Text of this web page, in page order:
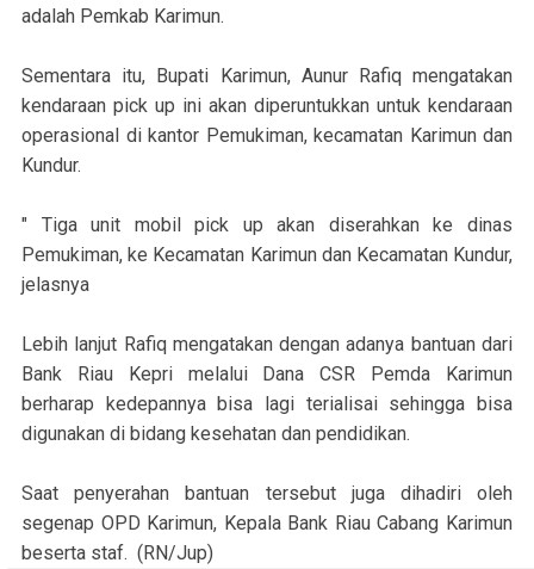
adalah Pemkab Karimun.
Sementara itu, Bupati Karimun, Aunur Rafiq mengatakan
kendaraan pick up ini akan diperuntukkan untuk kendaraan
operasional di kantor Pemukiman, kecamatan Karimun dan
Kundur.
" Tiga unit mobil pick up akan diserahkan ke dinas
Pemukiman, ke Kecamatan Karimun dan Kecamatan Kundur,
jelasnya
Lebih lanjut Rafiq mengatakan dengan adanya bantuan dari
Bank Riau Kepri melalui Dana CSR Pemda Karimun
berharap kedepannya bisa lagi terialisai sehingga bisa
digunakan di bidang kesehatan dan pendidikan.
Saat penyerahan bantuan tersebut juga dihadiri oleh
segenap OPD Karimun, Kepala Bank Riau Cabang Karimun
beserta staf. (RN/Jup)